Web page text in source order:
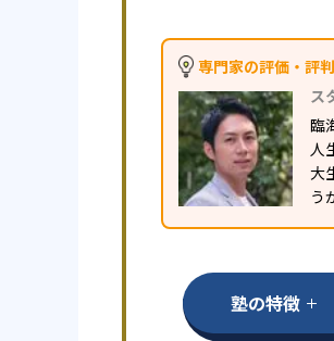
専門家の評価・評
ス
臨
人
大
う
塾の特徴